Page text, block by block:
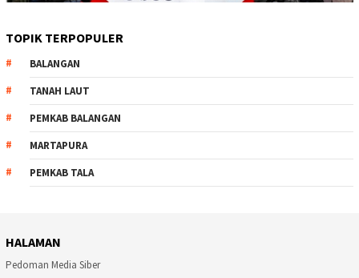
TOPIK TERPOPULER
BALANGAN
TANAH LAUT
PEMKAB BALANGAN
MARTAPURA
PEMKAB TALA
HALAMAN
Pedoman Media Siber